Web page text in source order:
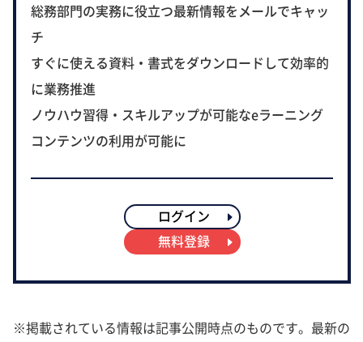
総務部門の実務に役立つ最新情報をメールでキャッ
チ
すぐに使える資料・書式をダウンロードして効率的
に業務推進
ノウハウ習得・スキルアップが可能なeラーニング
コンテンツの利用が可能に
ログイン
無料登録
※掲載されている情報は記事公開時点のものです。最新の